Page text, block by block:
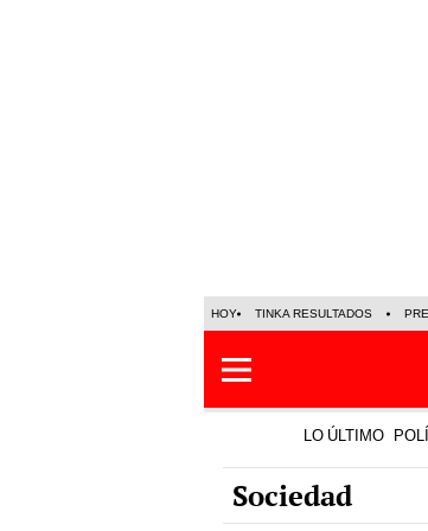
HOY TINKA RESULTADOS
LO ÚLTIMO
Sociedad